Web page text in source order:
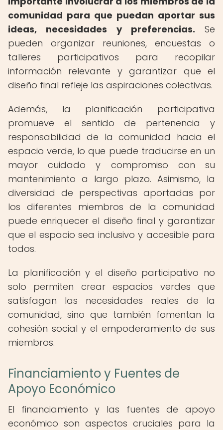
comunidad para que puedan aportar sus
ideas, necesidades y preferencias. Se
pueden organizar reuniones, encuestas o
talleres participativos para recopilar
información relevante y garantizar que el
diseño final refleje las aspiraciones colectivas.
Además, la planificación participativa
promueve el sentido de pertenencia y
responsabilidad de la comunidad hacia el
espacio verde, lo que puede traducirse en un
mayor cuidado y compromiso con su
mantenimiento a largo plazo. Asimismo, la
diversidad de perspectivas aportadas por
los diferentes miembros de la comunidad
puede enriquecer el diseño final y garantizar
que el espacio sea inclusivo y accesible para
todos.
La planificación y el diseño participativo no
solo permiten crear espacios verdes que
satisfagan las necesidades reales de la
comunidad, sino que también fomentan la
cohesión social y el empoderamiento de sus
miembros.
Financiamiento y Fuentes de
Apoyo Económico
El financiamiento y las fuentes de apoyo
económico son aspectos cruciales para la